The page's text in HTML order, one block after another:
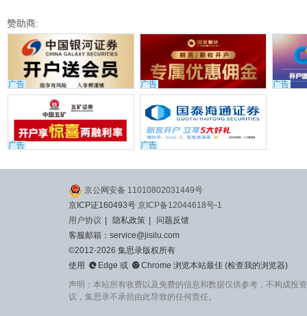
赞助商:
广告 广告 广告
广告 广告
京公网安备 11010802031449号
京ICP证160493号 京ICP备12044618号-1
用户协议
隐私政策
问题反馈
客服邮箱：service@jisilu.com
©2012-2026 集思录版权所有
使用
 Edge 或 Chrome 浏览本站最佳 (检查我的浏览器)
声明：本站所有收费以及免费的信息和数据仅供参考，不构成投
议，集思录不承担由此导致的任何责任。